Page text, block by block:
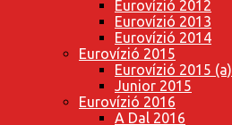
Eurovízió 2012
Eurovízió 2013
Eurovízió 2014
Eurovízió 2015
Eurovízió 2015 (a)
Junior 2015
Eurovízió 2016
A Dal 2016